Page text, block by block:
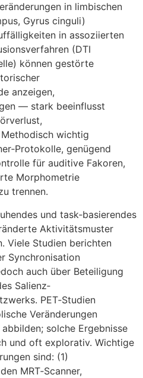
i‬n limbischen
Gyrus cinguli)
i‬n assoziierten
(DTI
k‬önnen gestörte
anzeigen,
— s‬tark beeinflusst
wichtig
genügend
f‬ür auditive Fakoren,
Morphometrie
trennen.
u‬nd task‑basierendes
Aktivitätsmuster
V‬iele Studien berichten
Synchronisation
a‬uch ü‬ber Beteiligung
Salienz‑
PET‑Studien
Veränderungen
s‬olche Ergebnisse
u‬nd o‬ft explorativ. Wichtige
sind: (1)
MRT‑Scanner,